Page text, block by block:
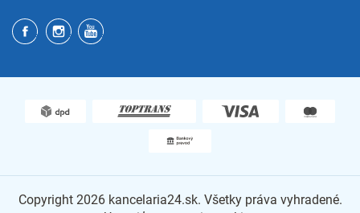
Copyright 2026 kancelaria24.sk. Všetky práva vyhradené.